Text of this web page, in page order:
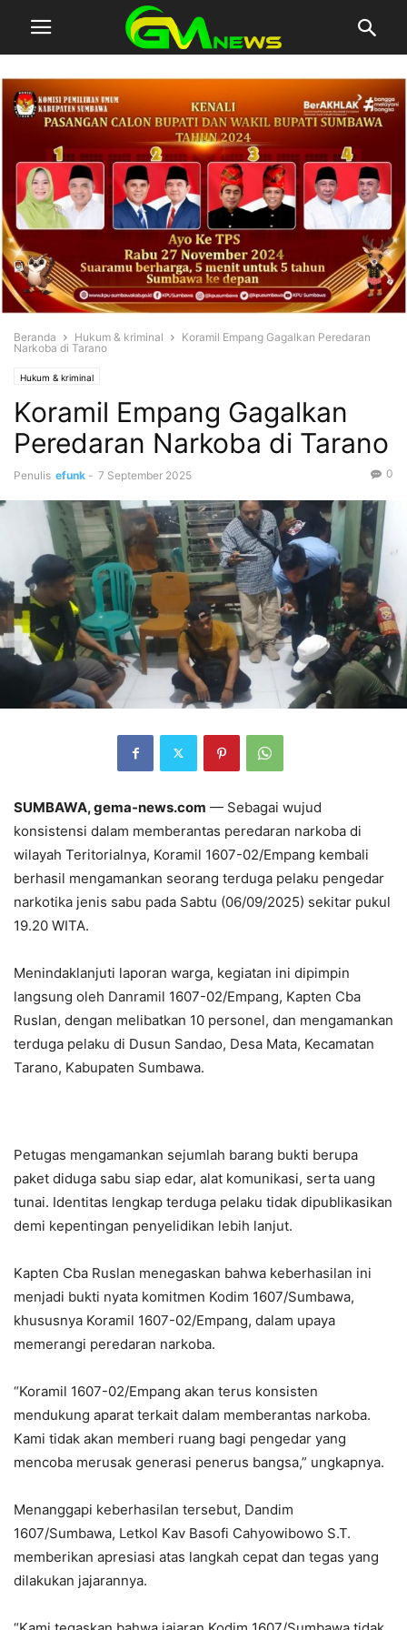
Beranda Hukum & kriminal
‎Koramil Empang Gagalkan Peredaran
Narkoba di Tarano
Hukum & kriminal
‎Koramil Empang Gagalkan
Peredaran Narkoba di Tarano
Penulis efunk - 7 September 2025 0
SUMBAWA, gema-news.com — Sebagai wujud
konsistensi dalam memberantas peredaran narkoba di
wilayah Teritorialnya, Koramil 1607-02/Empang kembali
berhasil mengamankan seorang terduga pelaku pengedar
narkotika jenis sabu pada Sabtu (06/09/2025) sekitar pukul
19.20 WITA.
‎Menindaklanjuti laporan warga, kegiatan ini dipimpin
langsung oleh Danramil 1607-02/Empang, Kapten Cba
Ruslan, dengan melibatkan 10 personel, dan mengamankan
terduga pelaku di Dusun Sandao, Desa Mata, Kecamatan
Tarano, Kabupaten Sumbawa.
‎Petugas mengamankan sejumlah barang bukti berupa
paket diduga sabu siap edar, alat komunikasi, serta uang
tunai. Identitas lengkap terduga pelaku tidak dipublikasikan
demi kepentingan penyelidikan lebih lanjut.
‎Kapten Cba Ruslan menegaskan bahwa keberhasilan ini
menjadi bukti nyata komitmen Kodim 1607/Sumbawa,
khususnya Koramil 1607-02/Empang, dalam upaya
memerangi peredaran narkoba.
‎“Koramil 1607-02/Empang akan terus konsisten
mendukung aparat terkait dalam memberantas narkoba.
Kami tidak akan memberi ruang bagi pengedar yang
mencoba merusak generasi penerus bangsa,” ungkapnya.
‎Menanggapi keberhasilan tersebut, Dandim
1607/Sumbawa, Letkol Kav Basofi Cahyowibowo S.T.
memberikan apresiasi atas langkah cepat dan tegas yang
dilakukan jajarannya.